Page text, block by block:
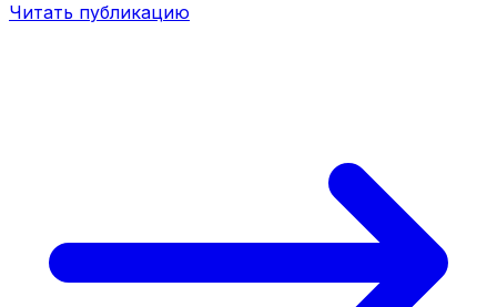
Читать публикацию